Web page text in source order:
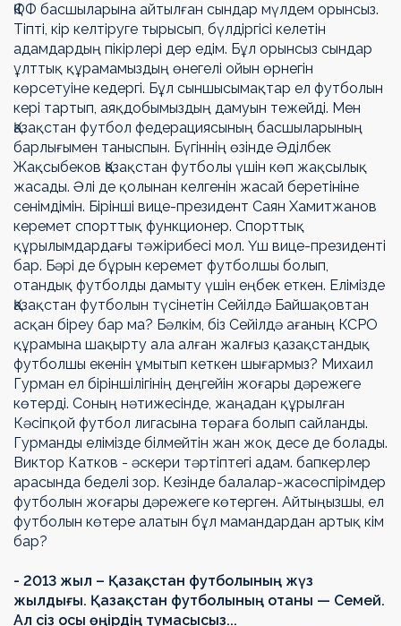
ҚФФ басшыларына айтылған сындар мүлдем орынсыз.
Тіпті, кір келтіруге тырысып, бүлдіргісі келетін
адамдардың пікірлері дер едім. Бұл орынсыз сындар
ұлттық құрамамыздың өнегелі ойын өрнегін
көрсетуіне кедергі. Бұл сыншысымақтар ел футболын
кері тартып, аяқдобымыздың дамуын тежейді. Мен
Қазақстан футбол федерациясының басшыларының
барлығымен таныспын. Бүгіннің өзінде Әділбек
Жақсыбеков Қазақстан футболы үшін көп жақсылық
жасады. Әлі де қолынан келгенін жасай беретініне
сенімдімін. Бірінші вице-президент Саян Хамитжанов
керемет спорттық функционер. Спорттық
құрылымдардағы тәжірибесі мол. Үш вице-президенті
бар. Бәрі де бұрын керемет футболшы болып,
отандық футболды дамыту үшін еңбек еткен. Елімізде
Қазақстан футболын түсінетін Сейілдә Байшақовтан
асқан біреу бар ма? Бәлкім, біз Сейілдә ағаның КСРО
құрамына шақырту ала алған жалғыз қазақстандық
футболшы екенін ұмытып кеткен шығармыз? Михаил
Гурман ел біріншілігінің деңгейін жоғары дәрежеге
көтерді. Соның нәтижесінде, жаңадан құрылған
Кәсіпқой футбол лигасына төраға болып сайланды.
Гурманды елімізде білмейтін жан жоқ десе де болады.
Виктор Катков - әскери тәртіптегі адам. бапкерлер
арасында беделі зор. Кезінде балалар-жасөспірімдер
футболын жоғары дәрежеге көтерген. Айтыңызшы, ел
футболын көтере алатын бұл мамандардан артық кім
бар?
- 2013 жыл – Қазақстан футболының жүз
жылдығы. Қазақстан футболының отаны — Семей.
Ал сіз осы өңірдің тумасысыз...